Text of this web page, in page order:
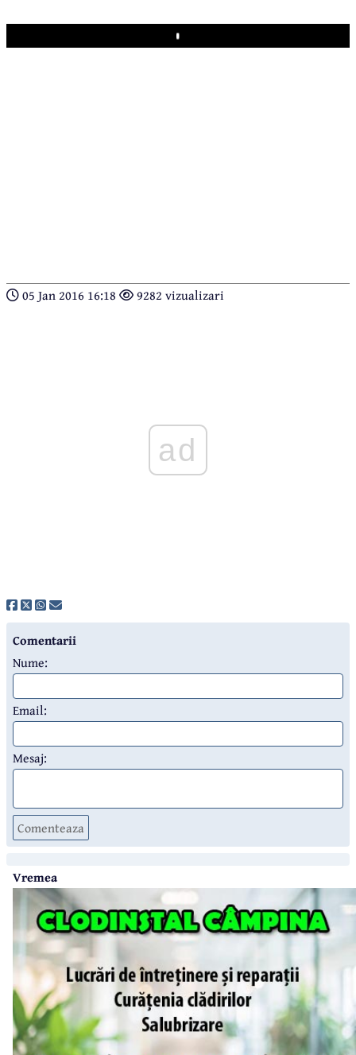
Play
05 Jan 2016 16:18 9282 vizualizari
ad
Comentarii
Nume:
Email:
Mesaj:
Comenteaza
Vremea